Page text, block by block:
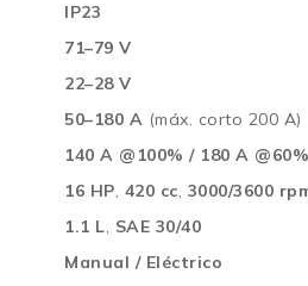
IP23
71–79 V
22–28 V
50–180 A (máx. corto 200 A)
140 A @100% / 180 A @60%
16 HP, 420 cc, 3000/3600
1.1 L, SAE 30/40
Manual / Eléctrico